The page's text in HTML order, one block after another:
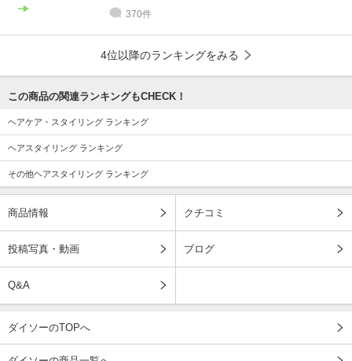
370件
4位以降のランキングをみる
この商品の関連ランキングもCHECK！
ヘアケア・スタイリング ランキング
ヘアスタイリング ランキング
その他ヘアスタイリング ランキング
商品情報 クチコミ
投稿写真・動画 ブログ
Q&A
ダイソーのTOPへ